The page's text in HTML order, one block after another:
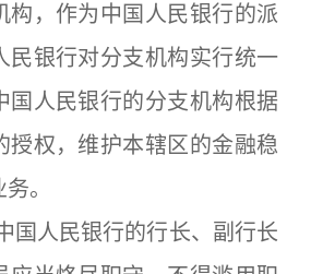
构，作为中国人民银行的派
民银行对分支机构实行统一
国人民银行的分支机构根据
授权，维护本辖区的金融稳
。
人民银行的行长、副行长